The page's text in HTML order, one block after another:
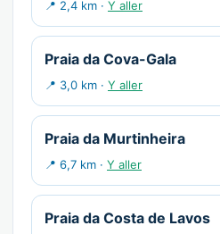
📍 2,4 km · Y aller
Praia da Cova-Gala
📍 3,0 km · Y aller
Praia da Murtinheira
📍 6,7 km · Y aller
Praia da Costa de Lavos